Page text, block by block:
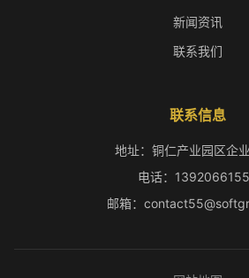
新闻资讯
联系我们
联系信息
地址：铜仁产业园区企
电话：
邮箱：